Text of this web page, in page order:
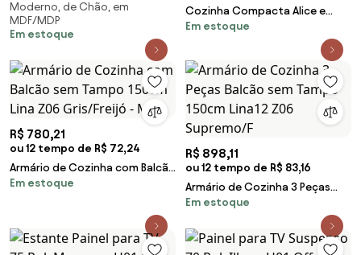
182cm Ripado Vanie D04 Off
White/Freijo
Moderno, de Chão, em
MDF/MDP
Em estoque
Cozinha Compacta Alice e
Balcão Gabinete Sem Tampo
Em estoque
R$ 780,21
ou 12 tempo de R$ 72,24
Armário de Cozinha com Balcão
sem Tampo 150cm Lina Z06
Em estoque
R$ 898,11
ou 12 tempo de R$ 83,16
Armário de Cozinha 3 Peças
Balcão sem Tampo 150cm Lina12
Em estoque